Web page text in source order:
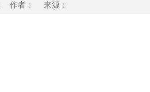
作者： 来源：